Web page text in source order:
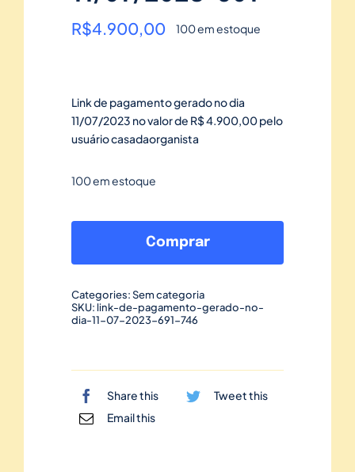
R$4.900,00 100 em estoque
Link de pagamento gerado no dia
11/07/2023 no valor de R$ 4.900,00 pelo
usuário casadaorganista
100 em estoque
de
no
dia
quantidade
Comprar
Categories:Sem categoria
SKU: link-de-pagamento-gerado-no-
dia-11-07-2023-691-746
Share this
Tweet this
Email this